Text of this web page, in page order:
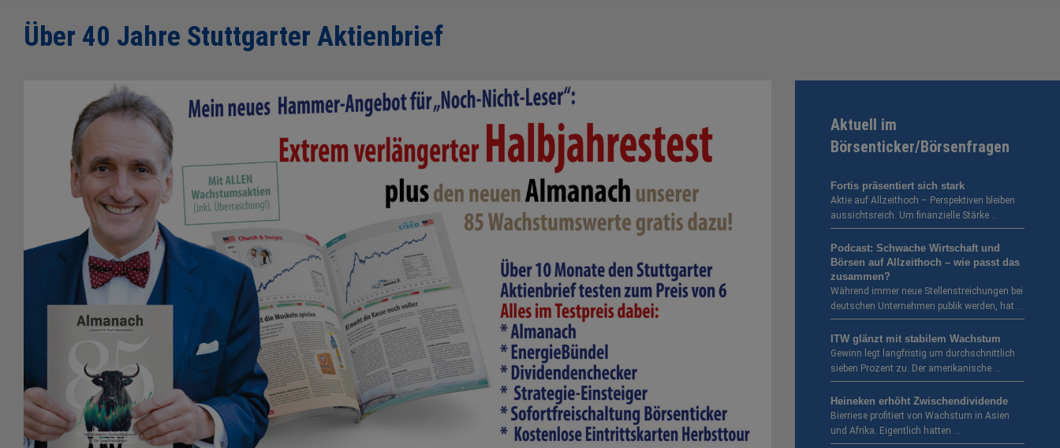
Über 40 Jahre Stuttgarter Aktienbrief
Aktuell im
Börsenticker/Börsenfragen
Fortis präsentiert sich stark
Aktie auf Allzeithoch – Perspektiven bleiben
aussichtsreich. Um finanzielle Stärke …
Podcast: Schwache Wirtschaft und
Börsen auf Allzeithoch – wie passt das
zusammen?
Während immer neue Stellenstreichungen bei
deutschen Unternehmen publik werden, hat …
ITW glänzt mit stabilem Wachstum
Gewinn legt langfristig um durchschnittlich
sieben Prozent zu. Der amerikanische …
Heineken erhöht Zwischendividende
Bierriese profitiert von Wachstum in Asien
und Afrika. Eigentlich hatten …